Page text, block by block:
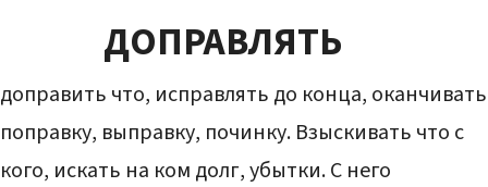
ДОПРАВЛЯТЬ
доправить что, исправлять до конца, оканчивать
поправку, выправку, починку. Взыскивать что с
кого, искать на ком долг, убытки. С него